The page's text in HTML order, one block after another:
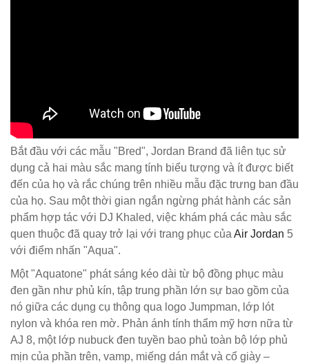
Bắt đầu với các mẫu "Bred", Jordan Brand đã liên tục sử
dụng cả hai màu sắc mang tính biểu tượng và ít được biết
đến của họ và rắc chúng trên nhiều mẫu đặc trưng ban đầu
của họ. Sau một thời gian ngắn ngừng phát hành các sản
phẩm hợp tác với DJ Khaled, việc khám phá các màu sắc
quen thuộc đã quay trở lại với trang phục của Air Jordan 5
với điểm nhấn "Aqua".
Một "Aquatone" phát sáng kéo dài từ bộ đồng phục màu
đen gần như phủ kín, tập trung phần lớn sự bao gồm của
nó giữa các dụng cụ thông qua logo Jumpman, lớp lót
nylon và khóa ren mờ. Phản ánh tính thẩm mỹ hơn nữa từ
AJ 8, một lớp nubuck đen tuyền bao phủ toàn bộ lớp phủ
mịn của phần trên, vamp, miếng dán mắt và cổ giày –